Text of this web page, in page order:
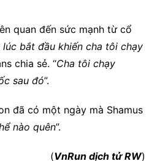
quan đến sức mạnh từ cổ
bắt đầu khiến cha tôi chạy
chia sẻ. “Cha tôi chạy
sau đó”.
đã có một ngày mà Shamus
nào quên”.
(VnRun dịch tử RW)